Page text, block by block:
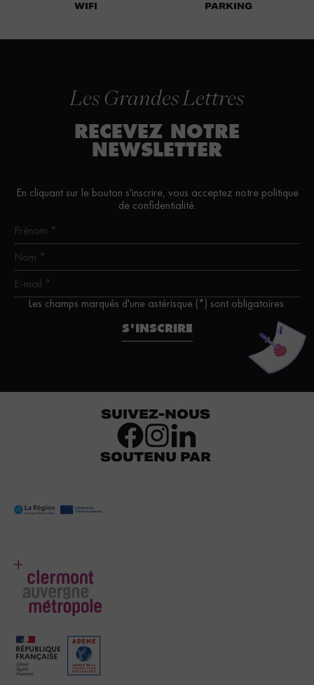
WIFI PARKING
Les Grandes Lettres
RECEVEZ NOTRE
NEWSLETTER
En cliquant sur le bouton s'inscrire, vous acceptez notre politique
de confidentialité.
Les champs marqués d'une astérisque (*) sont obligatoires.
S'INSCRIRE
SUIVEZ-NOUS
SOUTENU PAR